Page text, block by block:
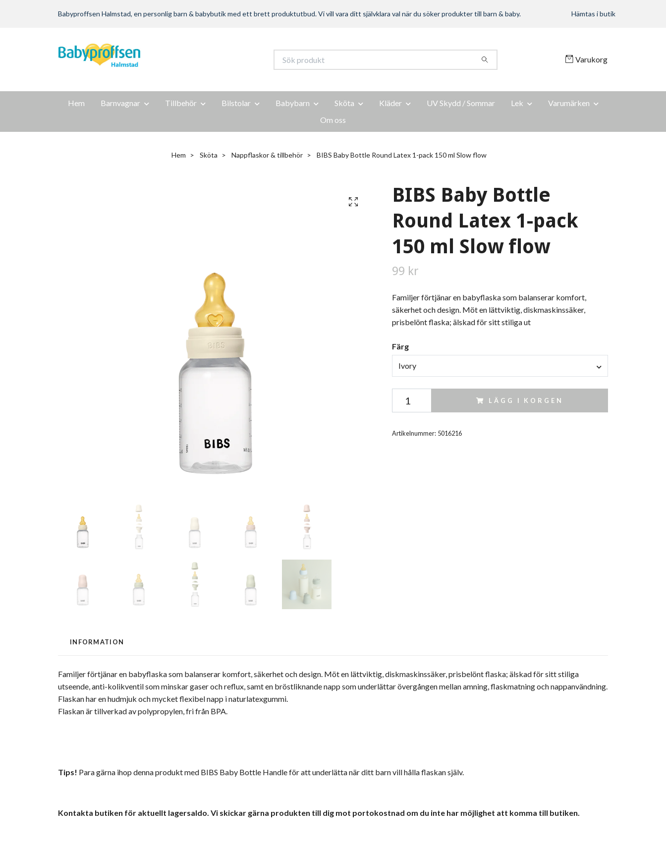
Babyproffsen Halmstad, en personlig barn & babybutik med ett brett produktutbud. Vi vill vara ditt självklara val när du söker produkter till barn & baby. Hämtas i butik
Varukorg
Hem Barnvagnar Tillbehör Bilstolar Babybarn Sköta Kläder UV Skydd / Sommar Lek
Varumärken
Om oss
Hem Sköta Nappflaskor & tillbehör BIBS Baby Bottle Round Latex 1-pack 150 ml Slow flow
BIBS Baby Bottle
Round Latex 1-pack
150 ml Slow flow
99 kr
Familjer förtjänar en babyflaska som balanserar komfort,
säkerhet och design. Möt en lättviktig, diskmaskinssäker,
prisbelönt flaska; älskad för sitt stiliga ut
Färg
Ivory
LÄGG I KORGEN
Artikelnummer: 5016216
INFORMATION
Familjer förtjänar en babyflaska som balanserar komfort, säkerhet och design. Möt en lättviktig, diskmaskinssäker, prisbelönt flaska; älskad för sitt stiliga
utseende, anti-kolikventil som minskar gaser och reflux, samt en bröstliknande napp som underlättar övergången mellan amning, flaskmatning och nappanvändning.
Flaskan har en hudmjuk och mycket flexibel napp i naturlatexgummi.
Flaskan är tillverkad av polypropylen, fri från BPA.
Tips! Para gärna ihop denna produkt med BIBS Baby Bottle Handle för att underlätta när ditt barn vill hålla flaskan själv.
Kontakta butiken för aktuellt lagersaldo. Vi skickar gärna produkten till dig mot portokostnad om du inte har möjlighet att komma till butiken.